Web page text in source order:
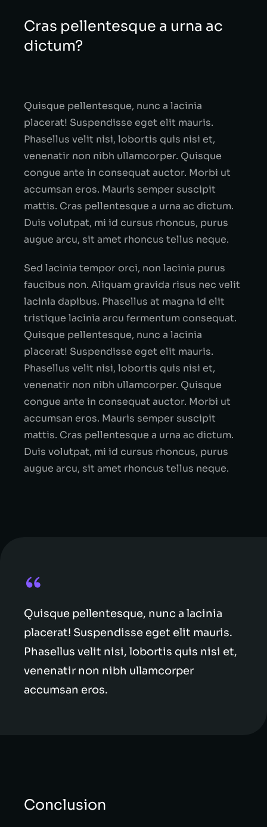
Cras pellentesque a urna ac
dictum?
Quisque pellentesque, nunc a lacinia
placerat! Suspendisse eget elit mauris.
Phasellus velit nisi, lobortis quis nisi et,
venenatir non nibh ullamcorper. Quisque
congue ante in consequat auctor. Morbi ut
accumsan eros. Mauris semper suscipit
mattis. Cras pellentesque a urna ac dictum.
Duis volutpat, mi id cursus rhoncus, purus
augue arcu, sit amet rhoncus tellus neque.
Sed lacinia tempor orci, non lacinia purus
faucibus non. Aliquam gravida risus nec velit
lacinia dapibus. Phasellus at magna id elit
tristique lacinia arcu fermentum consequat.
Quisque pellentesque, nunc a lacinia
placerat! Suspendisse eget elit mauris.
Phasellus velit nisi, lobortis quis nisi et,
venenatir non nibh ullamcorper. Quisque
congue ante in consequat auctor. Morbi ut
accumsan eros. Mauris semper suscipit
mattis. Cras pellentesque a urna ac dictum.
Duis volutpat, mi id cursus rhoncus, purus
augue arcu, sit amet rhoncus tellus neque.
Quisque pellentesque, nunc a lacinia
placerat! Suspendisse eget elit mauris.
Phasellus velit nisi, lobortis quis nisi et,
venenatir non nibh ullamcorper
accumsan eros.
Conclusion